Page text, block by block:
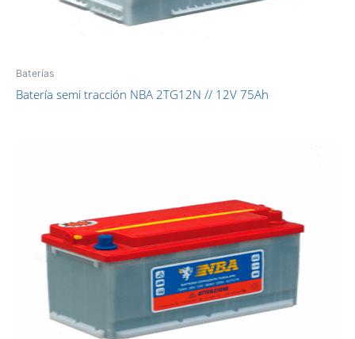
Baterías
Batería semi tracción NBA 2TG12N // 12V 75Ah